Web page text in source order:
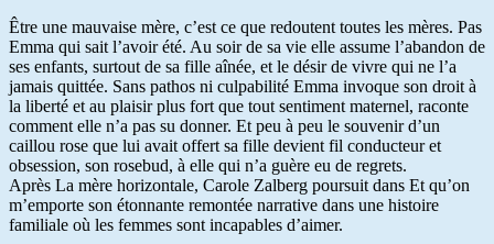
Être une mauvaise mère, c’est ce que redoutent toutes les mères. Pas
Emma qui sait l’avoir été. Au soir de sa vie elle assume l’abandon de
ses enfants, surtout de sa fille aînée, et le désir de vivre qui ne l’a
jamais quittée. Sans pathos ni culpabilité Emma invoque son droit à
la liberté et au plaisir plus fort que tout sentiment maternel, raconte
comment elle n’a pas su donner. Et peu à peu le souvenir d’un
caillou rose que lui avait offert sa fille devient fil conducteur et
obsession, son rosebud, à elle qui n’a guère eu de regrets.
Après La mère horizontale, Carole Zalberg poursuit dans Et qu’on
m’emporte son étonnante remontée narrative dans une histoire
familiale où les femmes sont incapables d’aimer.